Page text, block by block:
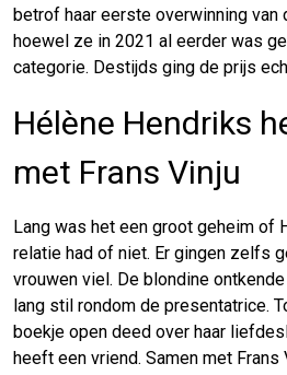
betrof haar eerste overwinning
hoewel ze in 2021 al eerder was
categorie. Destijds ging de prijs
Hélène Hendriks
met Frans Vinju
Lang was het een groot geheim of
relatie had of niet. Er gingen zelfs
vrouwen viel. De blondine
lang stil rondom de presentatrice.
boekje open deed over haar
heeft een vriend. Samen met Frans